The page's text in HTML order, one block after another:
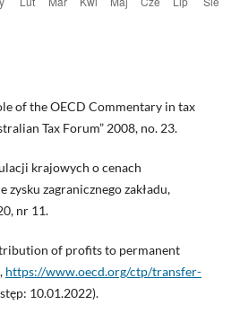
of the OECD Commentary in tax
Tax Forum” 2008, no. 23.
krajowych o cenach
zagranicznego zakładu,
nr 11.
of profits to permanent
https://www.oecd.org/ctp/transfer-
10.01.2022).